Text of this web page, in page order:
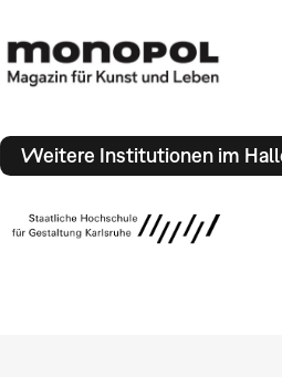
Weitere Institutionen im